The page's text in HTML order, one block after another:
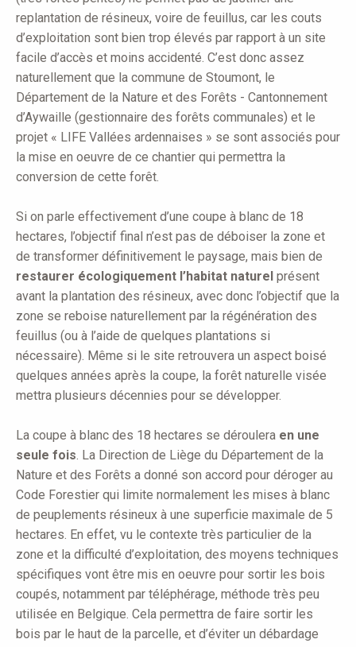
replantation de résineux, voire de feuillus, car les couts
d’exploitation sont bien trop élevés par rapport à un site
facile d’accès et moins accidenté. C’est donc assez
naturellement que la commune de Stoumont, le
Département de la Nature et des Forêts - Cantonnement
d’Aywaille (gestionnaire des forêts communales) et le
projet « LIFE Vallées ardennaises » se sont associés pour
la mise en oeuvre de ce chantier qui permettra la
conversion de cette forêt.
Si on parle effectivement d’une coupe à blanc de 18
hectares, l’objectif final n’est pas de déboiser la zone et
de transformer définitivement le paysage, mais bien de
restaurer écologiquement l’habitat naturel présent
avant la plantation des résineux, avec donc l’objectif que la
zone se reboise naturellement par la régénération des
feuillus (ou à l’aide de quelques plantations si
nécessaire). Même si le site retrouvera un aspect boisé
quelques années après la coupe, la forêt naturelle visée
mettra plusieurs décennies pour se développer.
La coupe à blanc des 18 hectares se déroulera en une
seule fois. La Direction de Liège du Département de la
Nature et des Forêts a donné son accord pour déroger au
Code Forestier qui limite normalement les mises à blanc
de peuplements résineux à une superficie maximale de 5
hectares. En effet, vu le contexte très particulier de la
zone et la difficulté d’exploitation, des moyens techniques
spécifiques vont être mis en oeuvre pour sortir les bois
coupés, notamment par téléphérage, méthode très peu
utilisée en Belgique. Cela permettra de faire sortir les
bois par le haut de la parcelle, et d’éviter un débardage